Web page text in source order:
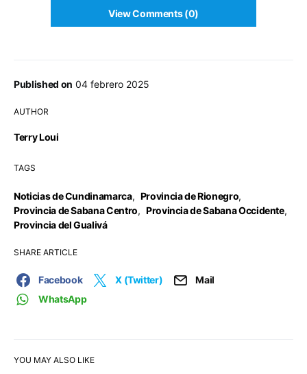
Published on 04 febrero 2025
AUTHOR
Terry Loui
TAGS
Noticias de Cundinamarca, Provincia de Rionegro,
Provincia de Sabana Centro, Provincia de Sabana Occidente,
Provincia del Gualivá
SHARE ARTICLE
Facebook X (Twitter)
Mail
WhatsApp
View Comments (0)
YOU MAY ALSO LIKE